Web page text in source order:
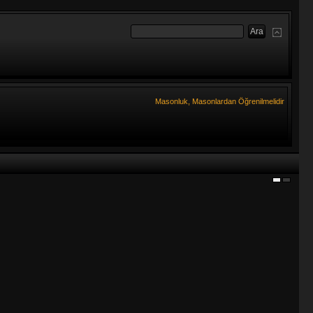
Masonluk, Masonlardan Öğrenilmelidir